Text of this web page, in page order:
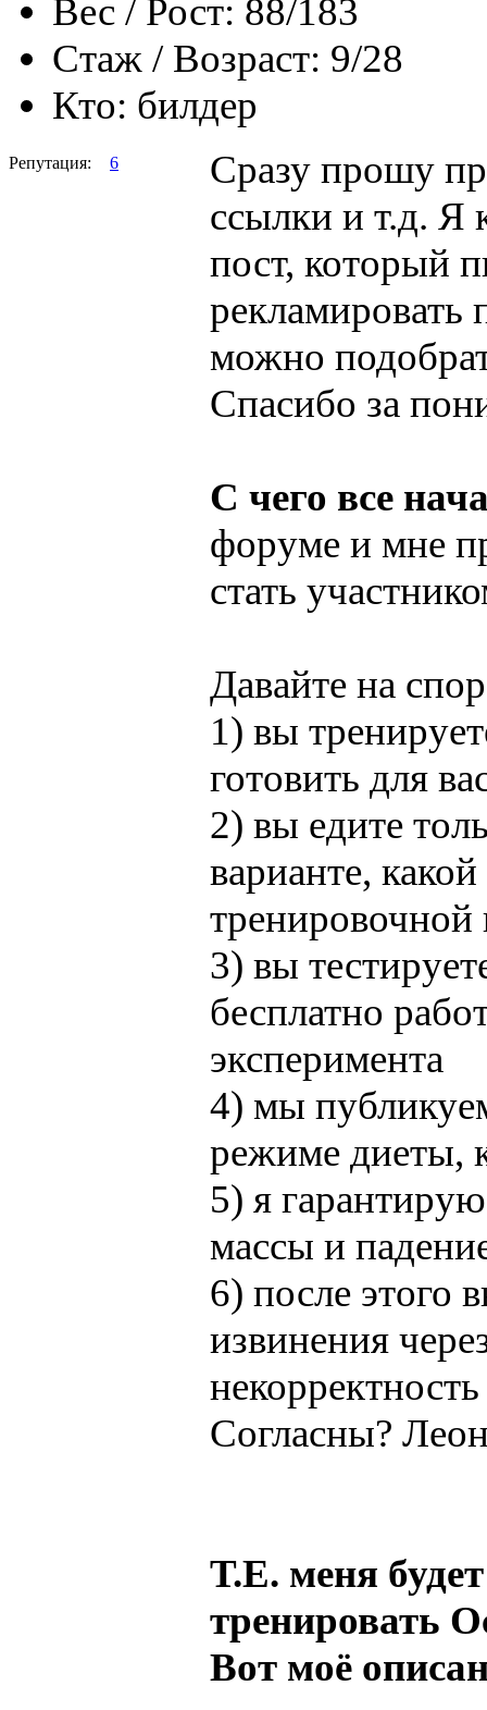
Вес / Рост: 88/183
Стаж / Возраст: 9/28
Кто: билдер
Репутация: 6
Сразу прошу
ссылки и т.д. Я
пост, который
рекламировать
можно
Спасибо за
С чего все
форуме и мне
стать
Давайте на
1) вы
готовить для
2) вы едите
варианте,
3) вы
бесплатно
эксперимента
4) мы
режиме диеты,
5) я
массы и
6) после этого
извинения
Согласны?
Т.Е. меня
тренировать
Вот моё